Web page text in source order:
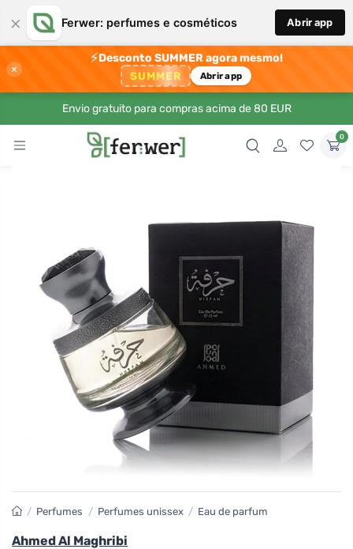
× Ferwer: perfumes e cosméticos Abrir app
×
⚡Desconto SUMMER agora mesmo!
SUMMER Abrir app
Envio gratuito para compras acima de 80 EUR
0
/ Perfumes / Perfumes unissex / Eau de parfum
Ahmed Al Maghribi